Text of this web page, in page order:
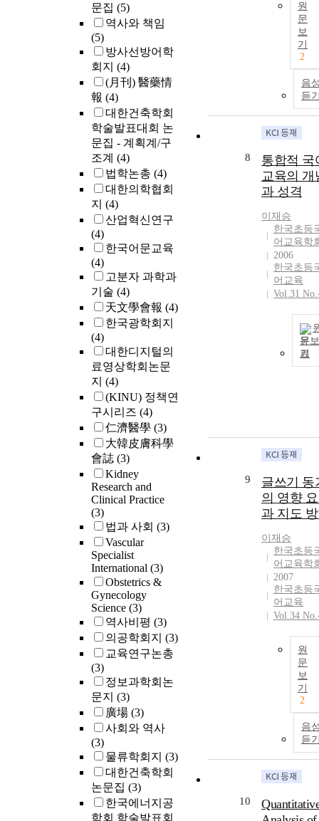
문집 (5)
역사와 책임
(5)
방사선방어학
회지 (4)
(月刊) 醫藥情
報 (4)
대한건축학회
학술발표대회 논
문집 - 계획계/구
조계 (4)
법학논총 (4)
대한의학협회
지 (4)
산업혁신연구
(4)
한국어문교육
(4)
고분자 과학과
기술 (4)
天文學會報 (4)
한국광학회지
(4)
대한디지털의
료영상학회논문
지 (4)
(KINU) 정책연
구시리즈 (4)
仁濟醫學 (3)
大韓皮膚科學
會誌 (3)
Kidney
Research and
Clinical Practice
(3)
법과 사회 (3)
Vascular
Specialist
International (3)
Obstetrics &
Gynecology
Science (3)
역사비평 (3)
의공학회지 (3)
교육연구논총
(3)
정보과학회논
문지 (3)
廣場 (3)
사회와 역사
(3)
물류학회지 (3)
대한건축학회
논문집 (3)
한국에너지공
학회 학술발표회
원
문
보
기
2
음
듣
8
통합적 국
교육의 개
과 성격
이재승
한국초등
어교육학
2006
한국초등
어교육
Vol.31
문보
기
9
글쓰기 동
의 영향
과 지도
이재승
한국초등
어교육학
2007
한국초등
어교육
Vol.34
원
문
보
기
2
음
듣
10